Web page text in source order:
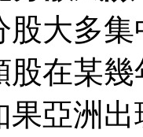
股大多
股在某
果亞洲